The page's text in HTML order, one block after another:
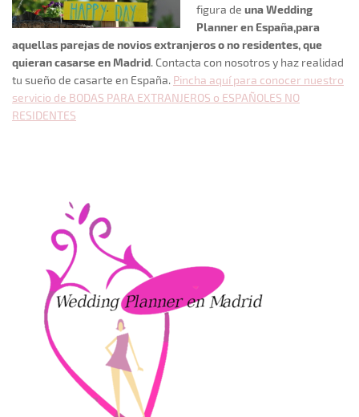
figura de una Wedding
Planner en España,para
aquellas parejas de novios extranjeros o no residentes, que
quieran casarse en Madrid. Contacta con nosotros y haz realidad
tu sueño de casarte en España. Pincha aquí para conocer nuestro
servicio de BODAS PARA EXTRANJEROS o ESPAÑOLES NO
RESIDENTES